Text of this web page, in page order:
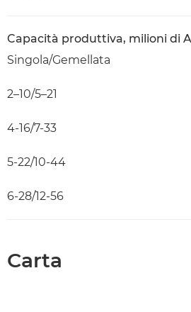
Capacità produttiva, milioni di
Singola/Gemellata
2–10/5–21
4-16/7-33
5-22/10-44
6-28/12-56
Carta